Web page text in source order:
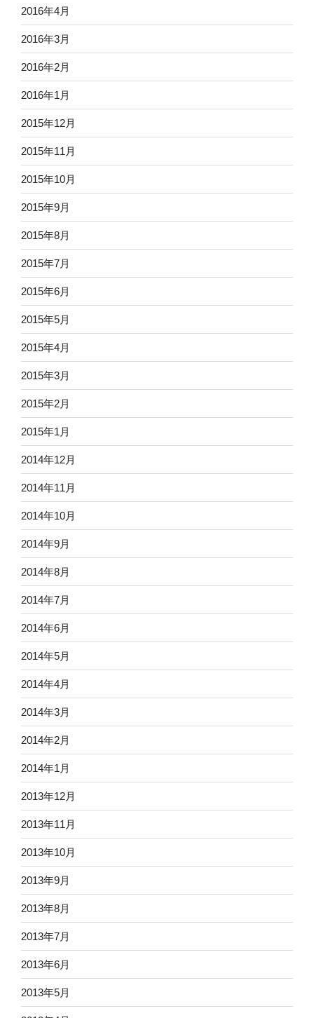
2016年4月
2016年3月
2016年2月
2016年1月
2015年12月
2015年11月
2015年10月
2015年9月
2015年8月
2015年7月
2015年6月
2015年5月
2015年4月
2015年3月
2015年2月
2015年1月
2014年12月
2014年11月
2014年10月
2014年9月
2014年8月
2014年7月
2014年6月
2014年5月
2014年4月
2014年3月
2014年2月
2014年1月
2013年12月
2013年11月
2013年10月
2013年9月
2013年8月
2013年7月
2013年6月
2013年5月